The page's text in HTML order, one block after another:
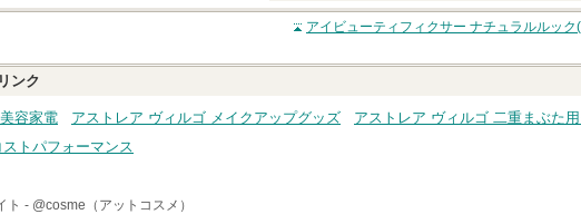
クチコミする
アイビューティフィクサー ナチュラルルック
ンク
容家電 アストレア ヴィルゴ メイクアップグッズ
アストレア ヴィルゴ 二重まぶた
ストパフォーマンス
ト - @cosme（アットコスメ）